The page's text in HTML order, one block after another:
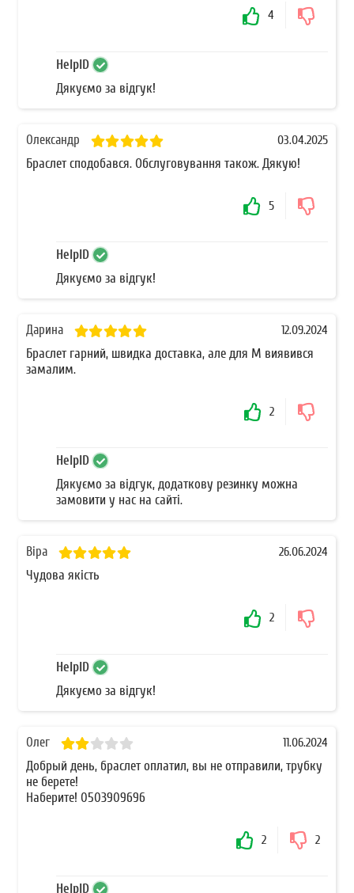
4
HelpID
Дякуємо за відгук!
Олександр 03.04.2025
Браслет сподобався. Обслуговування також. Дякую!
5
HelpID
Дякуємо за відгук!
Дарина 12.09.2024
Браслет гарний, швидка доставка, але для М виявився
замалим.
2
HelpID
Дякуємо за відгук, додаткову резинку можна
замовити у нас на сайті.
Віра 26.06.2024
Чудова якість
2
HelpID
Дякуємо за відгук!
Олег 11.06.2024
Добрый день, браслет оплатил, вы не отправили, трубку
не берете!
Наберите! 0503909696
2 2
HelpID